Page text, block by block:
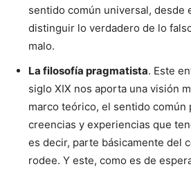
sentido común universal, desde
distinguir lo verdadero de lo
malo.
La filosofía pragmatista. Este
siglo XIX nos aporta una visión
marco teórico, el sentido común
creencias y experiencias que
es decir, parte básicamente del
rodee. Y este, como es de